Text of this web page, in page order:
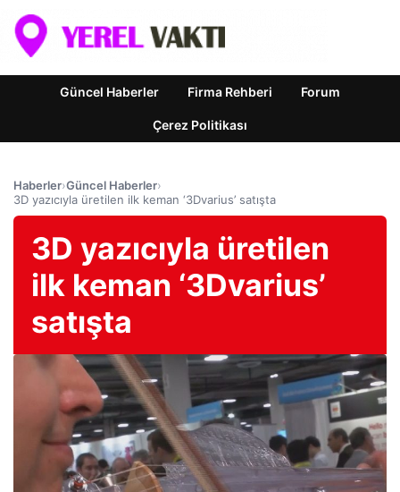
Güncel Haberler Firma Rehberi Forum
Çerez Politikası
Haberler›Güncel Haberler›
3D yazıcıyla üretilen ilk keman ‘3Dvarius’ satışta
3D yazıcıyla üretilen
ilk keman ‘3Dvarius’
satışta